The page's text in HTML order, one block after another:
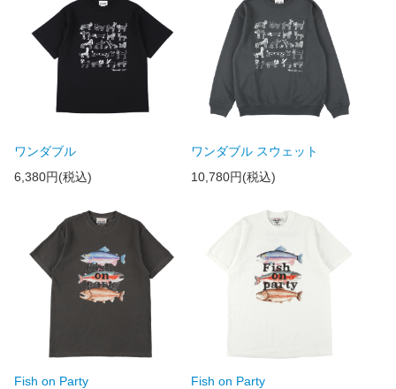
ワンダブル
6,380円(税込)
ワンダブル スウェット
10,780円(税込)
Fish on Party
Fish on Party